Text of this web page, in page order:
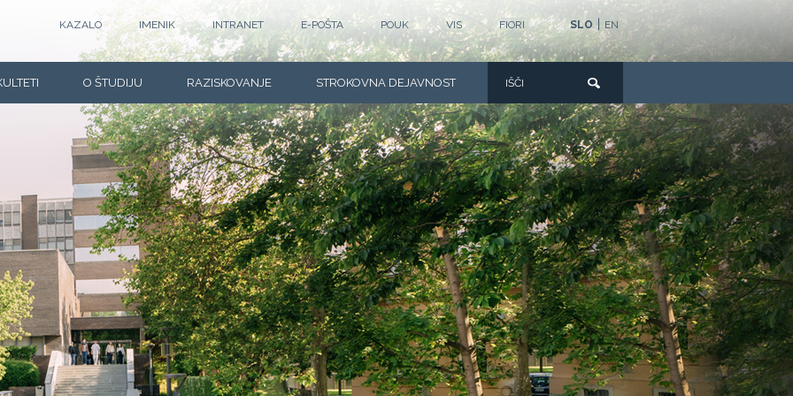
SLO EN
KAZALO IMENIK INTRANET E-POŠTA POUK VIS FIORI
O ŠTUDIJU RAZISKOVANJE STROKOVNA DEJAVNOST